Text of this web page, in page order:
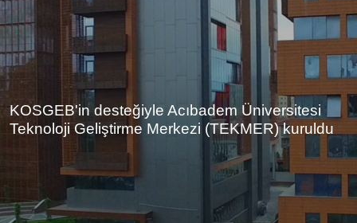
KOSGEB'in desteğiyle Acıbadem Üniversitesi
Teknoloji Geliştirme Merkezi (TEKMER) kuruldu